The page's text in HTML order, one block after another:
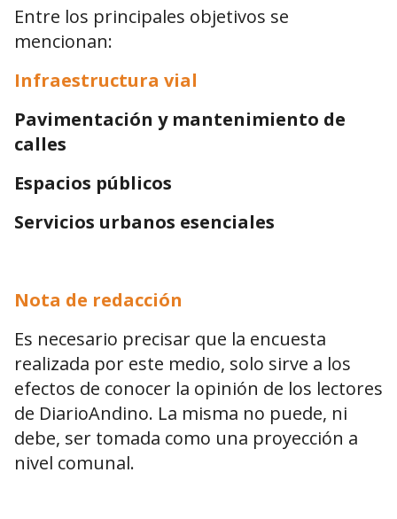
Entre los principales objetivos se
mencionan:
Infraestructura vial
Pavimentación y mantenimiento de
calles
Espacios públicos
Servicios urbanos esenciales
Nota de redacción
Es necesario precisar que la encuesta
realizada por este medio, solo sirve a los
efectos de conocer la opinión de los lectores
de DiarioAndino. La misma no puede, ni
debe, ser tomada como una proyección a
nivel comunal.